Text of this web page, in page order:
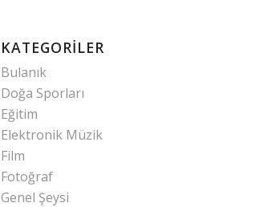
KATEGORILER
Bulanık
Doğa Sporları
Eğitim
Elektronik Müzik
Film
Fotoğraf
Genel Şeysi